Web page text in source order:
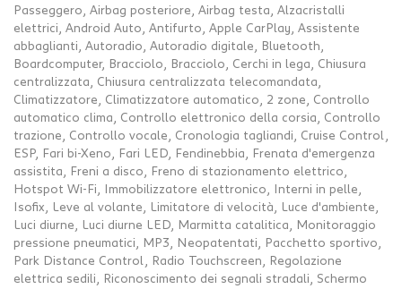
Passeggero, Airbag posteriore, Airbag testa, Alzacristalli
elettrici, Android Auto, Antifurto, Apple CarPlay, Assistente
abbaglianti, Autoradio, Autoradio digitale, Bluetooth,
Boardcomputer, Bracciolo, Bracciolo, Cerchi in lega, Chiusura
centralizzata, Chiusura centralizzata telecomandata,
Climatizzatore, Climatizzatore automatico, 2 zone, Controllo
automatico clima, Controllo elettronico della corsia, Controllo
trazione, Controllo vocale, Cronologia tagliandi, Cruise Control,
ESP, Fari bi-Xeno, Fari LED, Fendinebbia, Frenata d'emergenza
assistita, Freni a disco, Freno di stazionamento elettrico,
Hotspot Wi-Fi, Immobilizzatore elettronico, Interni in pelle,
Isofix, Leve al volante, Limitatore di velocità, Luce d'ambiente,
Luci diurne, Luci diurne LED, Marmitta catalitica, Monitoraggio
pressione pneumatici, MP3, Neopatentati, Pacchetto sportivo,
Park Distance Control, Radio Touchscreen, Regolazione
elettrica sedili, Riconoscimento dei segnali stradali, Schermo